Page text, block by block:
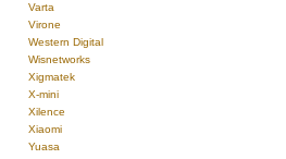
Varta
Virone
Western Digital
Wisnetworks
Xigmatek
X-mini
Xilence
Xiaomi
Yuasa